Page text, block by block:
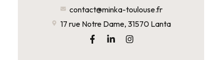
contact@minka-toulouse.fr
17 rue Notre Dame, 31570 Lanta